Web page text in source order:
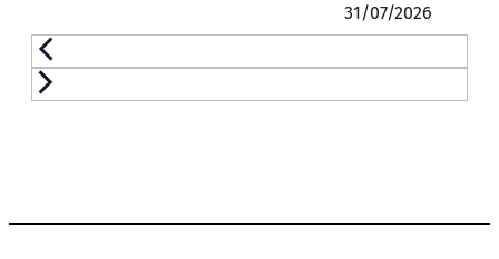
31/07/2026